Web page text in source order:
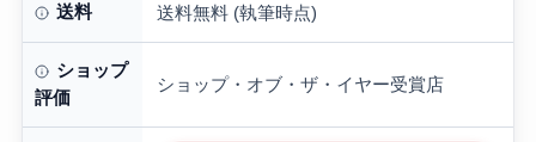
送料 送料無料 (執筆時点)
ショップ
評価
ショップ・オブ・ザ・イヤー受賞店